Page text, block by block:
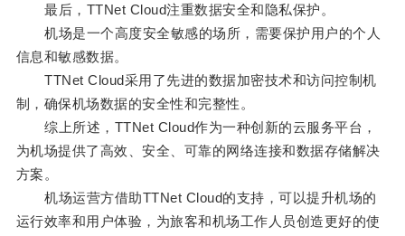
最后，TTNet Cloud注重数据安全和隐私保护。
机场是一个高度安全敏感的场所，需要保护用户的个人
信息和敏感数据。
TTNet Cloud采用了先进的数据加密技术和访问控制机
制，确保机场数据的安全性和完整性。
综上所述，TTNet Cloud作为一种创新的云服务平台，
为机场提供了高效、安全、可靠的网络连接和数据存储解决
方案。
机场运营方借助TTNet Cloud的支持，可以提升机场的
运行效率和用户体验，为旅客和机场工作人员创造更好的使